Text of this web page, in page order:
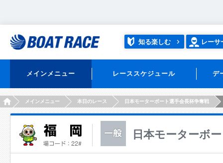
知る楽しむ レーサ
メインメニュー レーススケジュール デ
HOMEメインメニュー 本日のレース 日本モーターボート選手会長杯争奪戦
日本モーターボ